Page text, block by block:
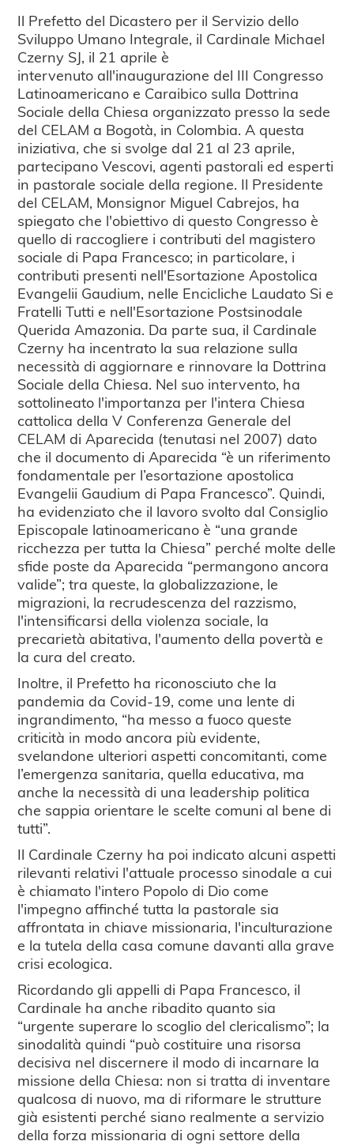
Il Prefetto del Dicastero per il Servizio dello
Sviluppo Umano Integrale, il Cardinale Michael
Czerny SJ, il 21 aprile è
intervenuto all'inaugurazione del III Congresso
Latinoamericano e Caraibico sulla Dottrina
Sociale della Chiesa organizzato presso la sede
del CELAM a Bogotà, in Colombia. A questa
iniziativa, che si svolge dal 21 al 23 aprile,
partecipano Vescovi, agenti pastorali ed esperti
in pastorale sociale della regione. Il Presidente
del CELAM, Monsignor Miguel Cabrejos, ha
spiegato che l'obiettivo di questo Congresso è
quello di raccogliere i contributi del magistero
sociale di Papa Francesco; in particolare, i
contributi presenti nell'Esortazione Apostolica
Evangelii Gaudium, nelle Encicliche Laudato Si e
Fratelli Tutti e nell'Esortazione Postsinodale
Querida Amazonia. Da parte sua, il Cardinale
Czerny ha incentrato la sua relazione sulla
necessità di aggiornare e rinnovare la Dottrina
Sociale della Chiesa. Nel suo intervento, ha
sottolineato l'importanza per l'intera Chiesa
cattolica della V Conferenza Generale del
CELAM di Aparecida (tenutasi nel 2007) dato
che il documento di Aparecida “è un riferimento
fondamentale per l’esortazione apostolica
Evangelii Gaudium di Papa Francesco”. Quindi,
ha evidenziato che il lavoro svolto dal Consiglio
Episcopale latinoamericano è “una grande
ricchezza per tutta la Chiesa” perché molte delle
sfide poste da Aparecida “permangono ancora
valide”; tra queste, la globalizzazione, le
migrazioni, la recrudescenza del razzismo,
l'intensificarsi della violenza sociale, la
precarietà abitativa, l'aumento della povertà e
la cura del creato.
Inoltre, il Prefetto ha riconosciuto che la
pandemia da Covid-19, come una lente di
ingrandimento, “ha messo a fuoco queste
criticità in modo ancora più evidente,
svelandone ulteriori aspetti concomitanti, come
l’emergenza sanitaria, quella educativa, ma
anche la necessità di una leadership politica
che sappia orientare le scelte comuni al bene di
tutti”.
Il Cardinale Czerny ha poi indicato alcuni aspetti
rilevanti relativi l'attuale processo sinodale a cui
è chiamato l'intero Popolo di Dio come
l'impegno affinché tutta la pastorale sia
affrontata in chiave missionaria, l'inculturazione
e la tutela della casa comune davanti alla grave
crisi ecologica.
Ricordando gli appelli di Papa Francesco, il
Cardinale ha anche ribadito quanto sia
“urgente superare lo scoglio del clericalismo”; la
sinodalità quindi “può costituire una risorsa
decisiva nel discernere il modo di incarnare la
missione della Chiesa: non si tratta di inventare
qualcosa di nuovo, ma di riformare le strutture
già esistenti perché siano realmente a servizio
della forza missionaria di ogni settore della